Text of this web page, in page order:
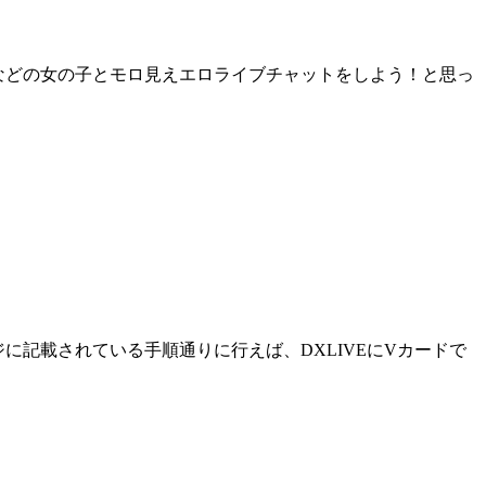
の女の子とモロ見えエロライブチャットをしよう！と思っ
記載されている手順通りに行えば、DXLIVEにVカードで